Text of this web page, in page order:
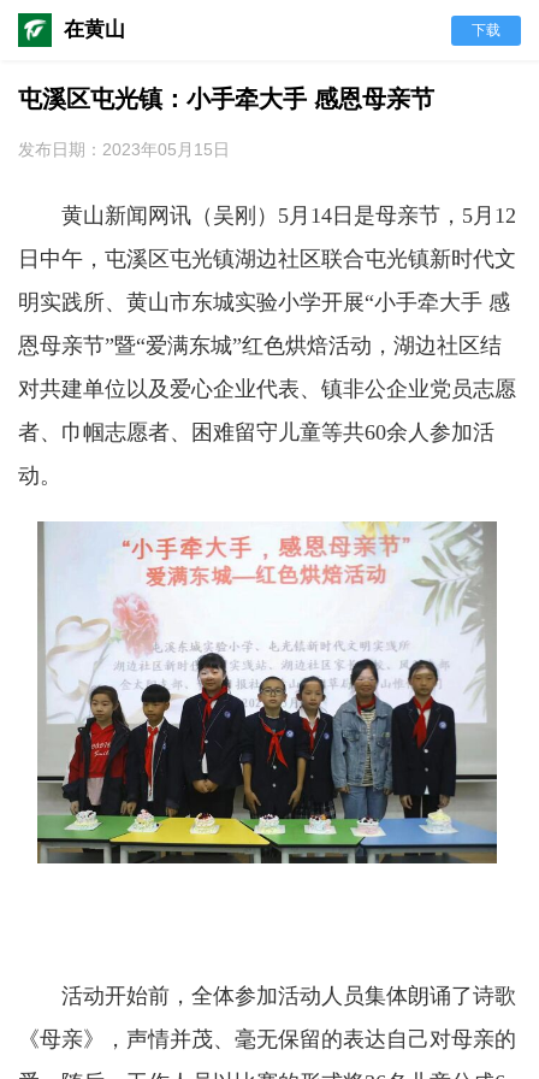
在黄山 下载
屯溪区屯光镇：小手牵大手 感恩母亲节
发布日期：2023年05月15日
黄山新闻网讯（吴刚） 5月14日是母亲节， 5月 12
日中午， 屯溪区屯光镇湖边社区联合屯光镇新时代文
明实践所、 黄山市东城实验小学开展“小手牵大手 感
恩母亲节”暨“爱满东城”红色烘焙活动 ， 湖边社区结
对共建单位 以及 爱心企业代表、 镇非公企业党员志愿
者、巾帼志愿者、困难留守儿童等共60余人参加活
动。
活动开始前，全体参加活动人员集体朗诵了诗歌
《母亲》，声情并茂、毫无保留的表达自己对母亲的